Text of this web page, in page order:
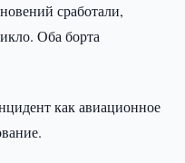
сработали,
Оба борта
как авиационное